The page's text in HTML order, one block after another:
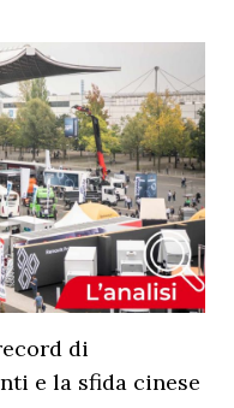
di
e la sfida cinese